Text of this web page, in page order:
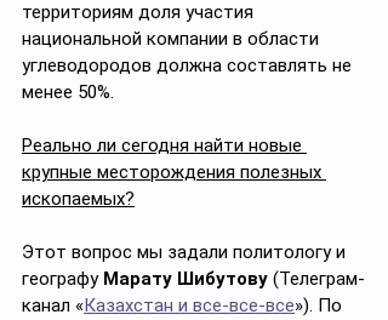
территориям доля участия
национальной компании в области
углеводородов должна составлять не
менее 50%.
Реально ли сегодня найти новые
крупные месторождения полезных
ископаемых?
Этот вопрос мы задали политологу и
географу Марату Шибутову (Телеграм-
канал «Казахстан и все-все-все»). По